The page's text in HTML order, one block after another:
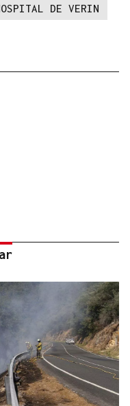
DE VERIN